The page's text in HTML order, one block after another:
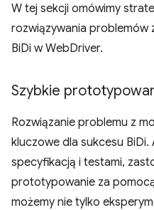
W tej sekcji omówimy
rozwiązywania problemów
BiDi w WebDriver.
Szybkie
Rozwiązanie problemu z
kluczowe dla sukcesu
specyfikacją i testami,
prototypowanie za
możemy nie tylko